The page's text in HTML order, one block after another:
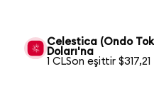
Celestica (Ondo
Doları'na
1 CLSon eşittir $317,21